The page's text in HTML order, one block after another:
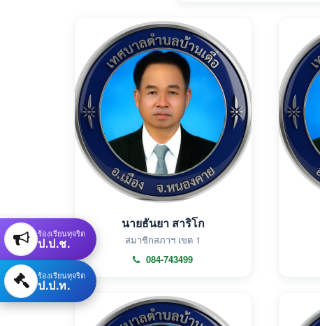
นายธันยา สาริโก
สมาชิกสภาฯ เขต 1
084-743499
ร้องเรียนทุจริต
ป.ป.ช.
ร้องเรียนทุจริต
ป.ป.ท.